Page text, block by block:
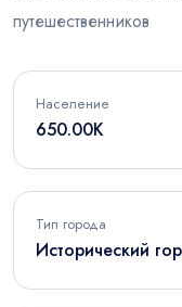
путешественников
Население
650.00K
Тип города
Исторический